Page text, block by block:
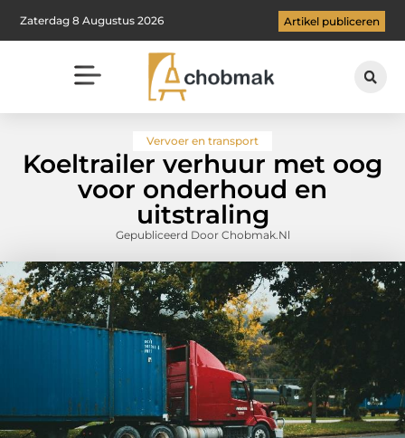
Zaterdag 8 Augustus 2026 Artikel publiceren
Vervoer en transport
Koeltrailer verhuur met oog
voor onderhoud en
uitstraling
Gepubliceerd Door Chobmak.nl